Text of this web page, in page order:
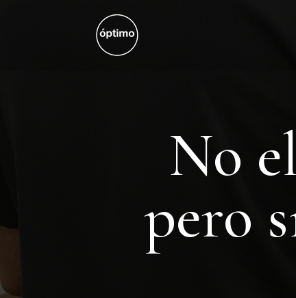
No
pero